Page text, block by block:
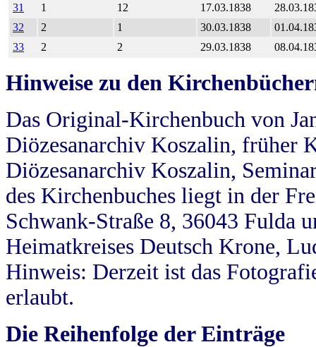
31
1 12 17.03.1838
32
2 1 30.03.1838
33
2 2 29.03.1838
Hinweise zu den
Das Original-Kirchenbuch von
Diözesanarchiv Koszalin, früher
Diözesanarchiv Koszalin,
des Kirchenbuches liegt in der
Schwank-Straße 8, 36043 Fulda
Heimatkreises Deutsch Krone,
Hinweis: Derzeit ist das
erlaubt.
Die Reihenfolge der Einträge